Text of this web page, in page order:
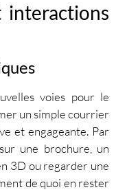
interactions
voies pour le
un simple courrier
et engageante. Par
une brochure, un
3D ou regarder une
de quoi en rester